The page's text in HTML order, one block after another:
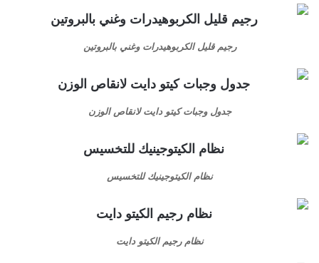
رجيم قليل الكربوهيدرات وغني بالبروتين
جدول وجبات كيتو دايت لانقاص الوزن
نظام الكيتوجينيك للتخسيس
نظام رجيم الكيتو دايت